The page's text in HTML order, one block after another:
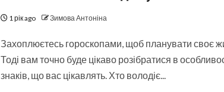
1 рік ago Зимова Антоніна
Захоплюєтесь гороскопами, щоб планувати своє
Тоді вам точно буде цікаво розібратися в
знаків, що вас цікавлять. Хто володіє...